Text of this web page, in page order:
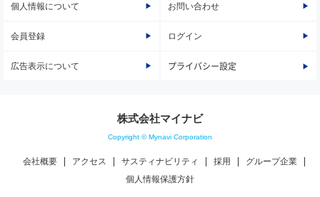
個人情報について お問い合わせ
会員登録 ログイン
広告表示について プライバシー設定
株式会社マイナビ
Copyright © Mynavi Corporation
会社概要 アクセス サスティナビリティ 採用
グループ企業
個人情報保護方針